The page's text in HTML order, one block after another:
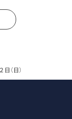
（日）